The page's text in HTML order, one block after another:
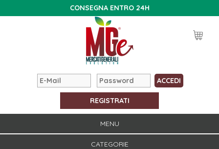
CONSEGNA ENTRO 24H
REGISTRATI
MENU
CATEGORIE